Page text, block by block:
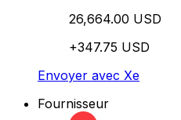
26,664.00 USD
+347.75 USD
Envoyer avec Xe
Fournisseur